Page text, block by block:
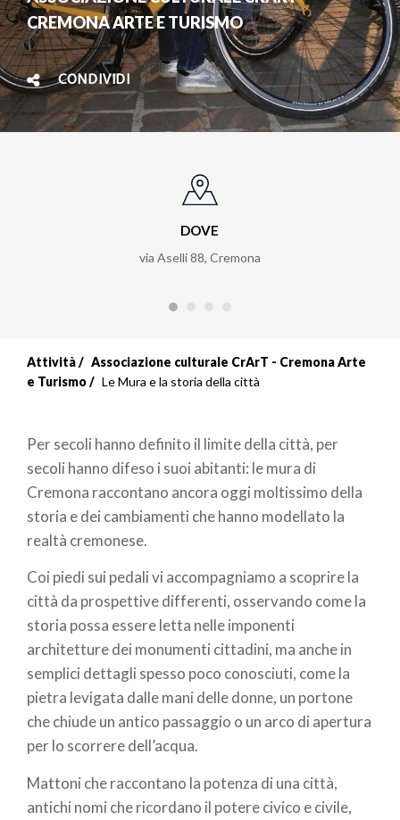
CREMONA ARTE E TURISMO
CONDIVIDI
DOVE
via Aselli 88, Cremona
Attività
Associazione culturale CrArT - Cremona Arte
e Turismo
Le Mura e la storia della città
Per secoli hanno definito il limite della città, per
secoli hanno difeso i suoi abitanti: le mura di
Cremona raccontano ancora oggi moltissimo della
storia e dei cambiamenti che hanno modellato la
realtà cremonese.
Coi piedi sui pedali vi accompagniamo a scoprire la
città da prospettive differenti, osservando come la
storia possa essere letta nelle imponenti
architetture dei monumenti cittadini, ma anche in
semplici dettagli spesso poco conosciuti, come la
pietra levigata dalle mani delle donne, un portone
che chiude un antico passaggio o un arco di apertura
per lo scorrere dell’acqua.
Mattoni che raccontano la potenza di una città,
antichi nomi che ricordano il potere civico e civile,